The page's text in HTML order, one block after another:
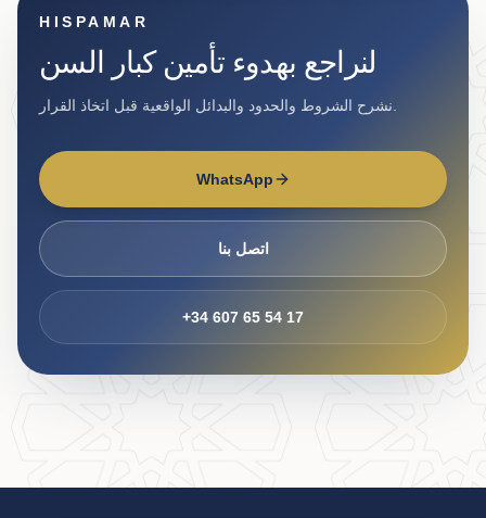
HISPAMAR
لنراجع بهدوء تأمين كبار السن
WhatsApp
اتصل بنا
+34 607 65 54 17